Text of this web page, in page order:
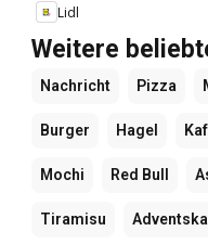
Lidl
Weitere
Nachricht Pizza
Burger Hagel
Mochi Red Bull
Tiramisu